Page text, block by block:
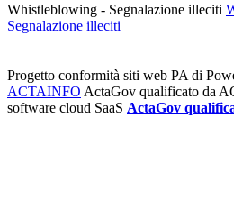
Whistleblowing - Segnalazione illeciti
Segnalazione illeciti
Progetto conformità siti web PA di
ACTAINFO ActaGov qualificato da
software cloud SaaS ActaGov